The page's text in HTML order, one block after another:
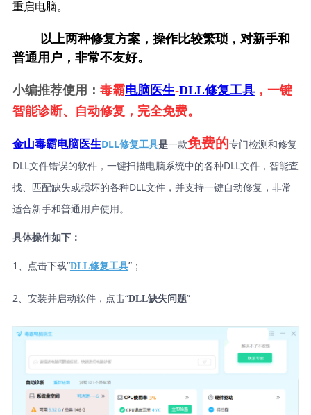
重启电脑。
以上两种修复方案，操作比较繁琐，对新手和
普通用户，非常不友好。
小编推荐使用： 毒霸电脑医生-DLL修复工具，一键
智能诊断、自动修复，完全免费。
金山毒霸电脑医生DLL修复工具是一款免费的专门检测和修复
DLL文件错误的软件，一键扫描电脑系统中的各种DLL文件，智能查
找、匹配缺失或损坏的各种DLL文件，并支持一键自动修复，非常
适合新手和普通用户使用。
具体操作如下：
1、点击下载“DLL修复工具”；
2、安装并启动软件，点击“DLL缺失问题”